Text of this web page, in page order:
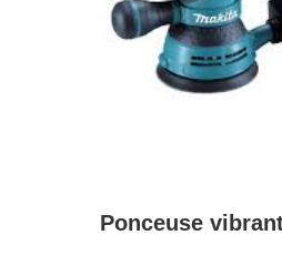
Ponceuse